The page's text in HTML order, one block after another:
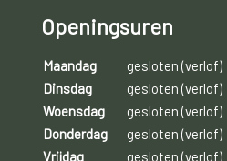
Openingsuren
Maandag
gesloten (verlof)
Dinsdag
gesloten (verlof)
Woensdag
gesloten (verlof)
Donderdag
gesloten (verlof)
Vrijdag
gesloten (verlof)